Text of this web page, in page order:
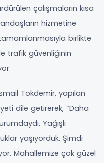
çalışmaların kısa
hizmetine
birlikte
trafik güvenliğinin
Tokdemir, yapılan
dile getirerek, “Daha
Yağışlı
yaşıyorduk. Şimdi
Mahallemize çok güzel